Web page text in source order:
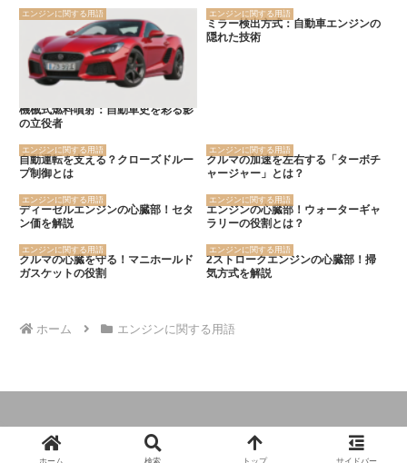
エンジンに関する用語
機械式燃料噴射：自動車史を彩る影
の立役者
エンジンに関する用語
ミラー検出方式：自動車エンジンの
隠れた技術
エンジンに関する用語
自動運転を支える？クローズドルー
プ制御とは
エンジンに関する用語
クルマの加速を左右する「ターボチ
ャージャー」とは？
エンジンに関する用語
ディーゼルエンジンの心臓部！セタ
ン価を解説
エンジンに関する用語
エンジンの心臓部！ウォーターギャ
ラリーの役割とは？
エンジンに関する用語
クルマの心臓を守る！マニホールド
ガスケットの役割
エンジンに関する用語
2ストロークエンジンの心臓部！掃
気方式を解説
ホーム エンジンに関する用語
© 2024 クルマの大辞典.
ホーム 検索 トップ サイドバー